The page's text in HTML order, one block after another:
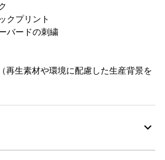
クプリント
バードの刺繍
（再生素材や環境に配慮した生産背景を